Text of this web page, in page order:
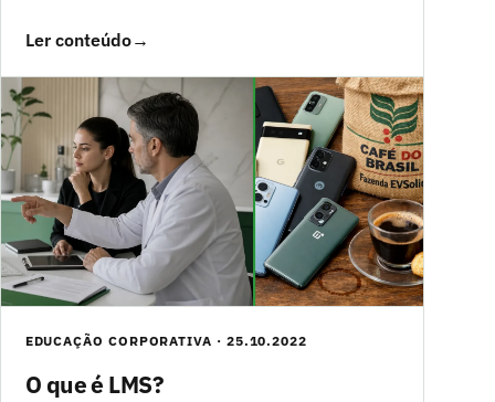
Ler conteúdo→
EDUCAÇÃO CORPORATIVA · 25.10.2022
O que é LMS?